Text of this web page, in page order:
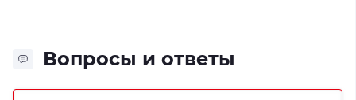
Вопросы и ответы